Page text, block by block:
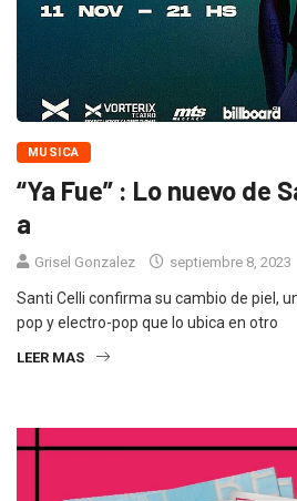
MUSICA
“Ya Fue” : Lo nuevo de
a
Grisel Gonzalez septiembre 8, 2023
Santi Celli confirma su cambio de piel,
pop y electro-pop que lo ubica en otro
LEER MAS